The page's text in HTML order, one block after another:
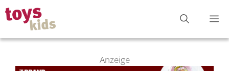
Zum
Inhalt
springen
Anzeige